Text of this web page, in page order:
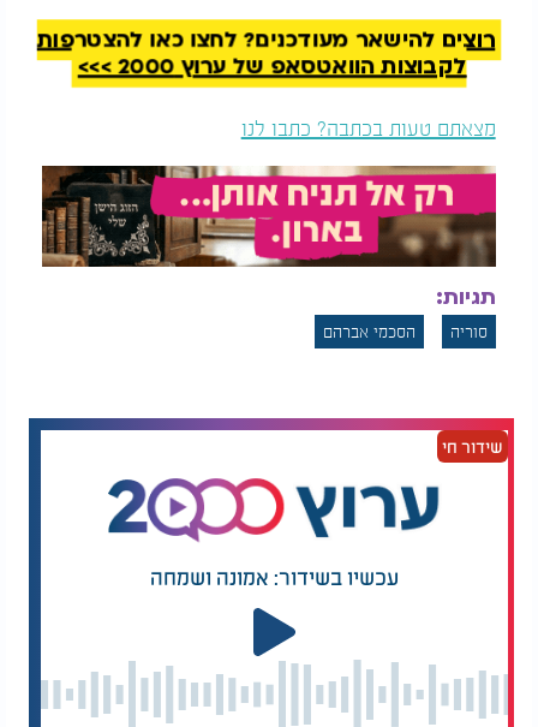
ויובטחו תנאים מתאימים.
במקביל, נרשמו בימים האחרונים צעדים בשטח: כוחות
הביטחון הסוריים עצרו שני בכירים בארגון "הג'יהאד
האיסלאמי" שפעלו במדינה. בין העצורים - ח'אלד ח'אלד,
שנחשב לדמות מרכזית בפעילות הארגון הפלסטיני
בסוריה.
רוצים להישאר מעודכנים? לחצו כאן להצטרפות
לקבוצות הוואטסאפ של ערוץ 2000 >>>
מצאתם טעות בכתבה? כתבו לנו
תגיות:
סוריה הסכמי אברהם
שידור חי
עכשיו בשידור: אמונה ושמחה